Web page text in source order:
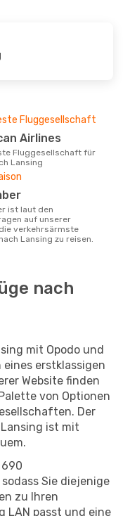
Fluggesellschaft
Airlines
Lansing
auf unserer
verkehrsärmste
Lansing zu reisen.
nach
mit Opodo und
erstklassigen
Website finden
von Optionen
Der
ist mit
Sie diejenige
zu Ihren
LAN passt und eine